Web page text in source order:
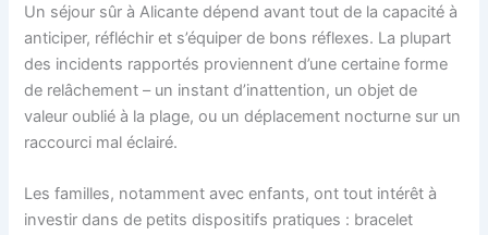
Un séjour sûr à Alicante dépend avant tout de la capacité à
anticiper, réfléchir et s’équiper de bons réflexes. La plupart
des incidents rapportés proviennent d’une certaine forme
de relâchement – un instant d’inattention, un objet de
valeur oublié à la plage, ou un déplacement nocturne sur un
raccourci mal éclairé.
Les familles, notamment avec enfants, ont tout intérêt à
investir dans de petits dispositifs pratiques : bracelet